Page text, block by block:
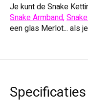
Je kunt de Snake
Snake Armband,
een glas Merlot... als
Specificaties